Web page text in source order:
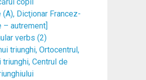
(A), Dicţionar Francez-
– autrement]
verbs (2)
triunghi, Ortocentrul,
Centrul de